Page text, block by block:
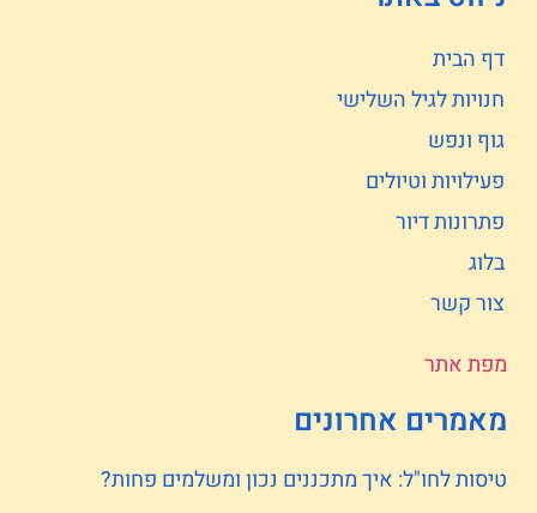
דף הבית
חנויות לגיל השלישי
גוף ונפש
פעילויות וטיולים
פתרונות דיור
בלוג
צור קשר
מפת אתר
מאמרים אחרונים
טיסות לחו"ל: איך מתכננים נכון ומשלמים פחות?